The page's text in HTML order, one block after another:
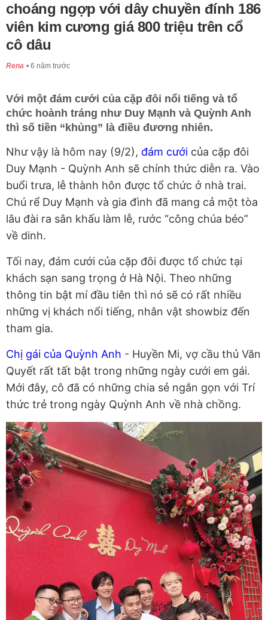
choáng ngợp với dây chuyền đính 186
viên kim cương giá 800 triệu trên cổ
cô dâu
Rena 6 năm trước
Với một đám cưới của cặp đôi nổi tiếng và tổ
chức hoành tráng như Duy Mạnh và Quỳnh Anh
thì số tiền “khủng” là điều đương nhiên.
Như vậy là hôm nay (9/2), đám cưới của cặp đôi
Duy Mạnh - Quỳnh Anh sẽ chính thức diễn ra. Vào
buổi trưa, lễ thành hôn được tổ chức ở nhà trai.
Chú rể Duy Mạnh và gia đình đã mang cả một tòa
lâu đài ra sân khấu làm lễ, rước “công chúa béo”
về dinh.
Tối nay, đám cưới của cặp đôi được tổ chức tại
khách sạn sang trọng ở Hà Nội. Theo những
thông tin bật mí đầu tiên thì nó sẽ có rất nhiều
những vị khách nổi tiếng, nhân vật showbiz đến
tham gia.
Chị gái của Quỳnh Anh - Huyền Mi, vợ cầu thủ Văn
Quyết rất tất bật trong những ngày cưới em gái.
Mới đây, cô đã có những chia sẻ ngắn gọn với Trí
thức trẻ trong ngày Quỳnh Anh về nhà chồng.